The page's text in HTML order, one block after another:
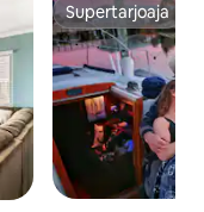
Supertarjoaja
Supertarjoaja